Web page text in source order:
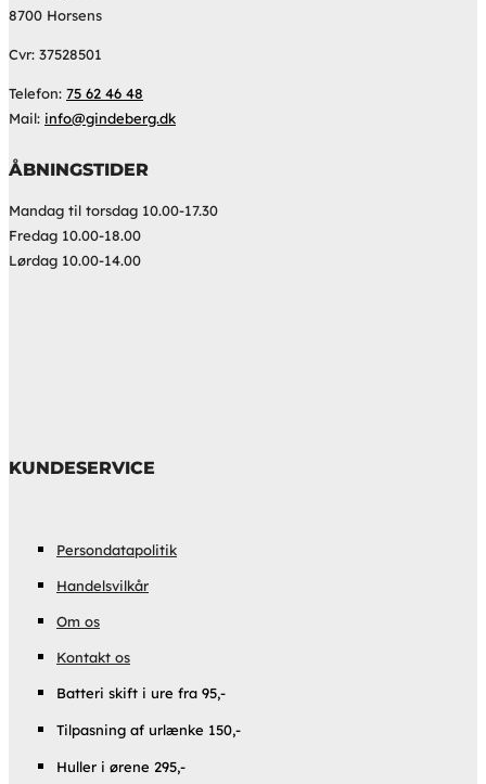
8700 Horsens
Cvr: 37528501
Telefon: 75 62 46 48
Mail: info@gindeberg.dk
ÅBNINGSTIDER
Mandag til torsdag 10.00-17.30
Fredag 10.00-18.00
Lørdag 10.00-14.00
KUNDESERVICE
Persondatapolitik
Handelsvilkår
Om os
Kontakt os
Batteri skift i ure fra 95,-
Tilpasning af urlænke 150,-
Huller i ørene 295,-